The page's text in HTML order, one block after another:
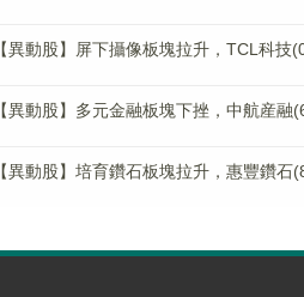
【異動股】屏下攝像板塊拉升，TCL科技
【異動股】多元金融板塊下挫，中航産
【異動股】培育鑽石板塊拉升，惠豐鑽